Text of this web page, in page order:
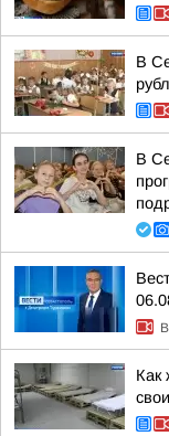
В
В
Как